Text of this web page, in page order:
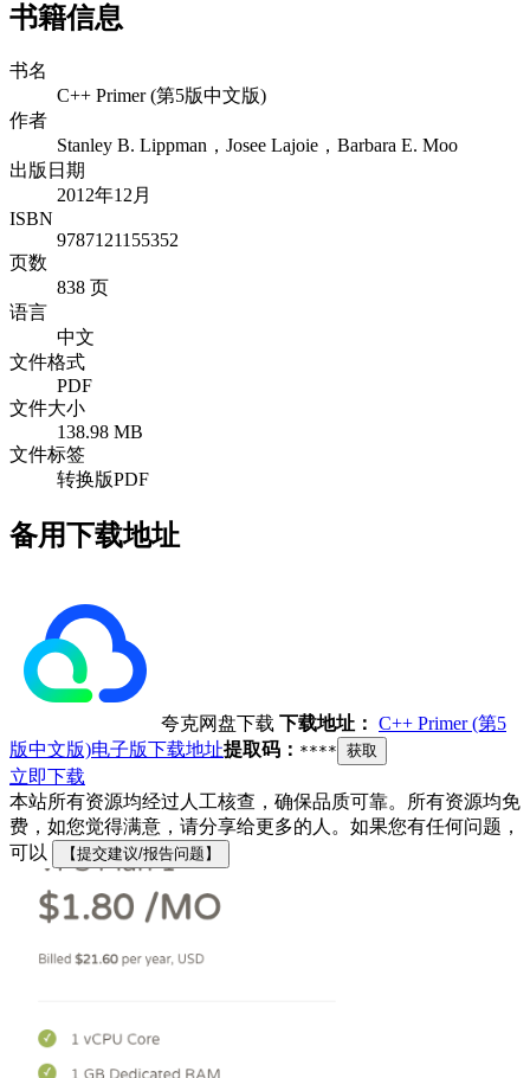
书籍信息
书名
C++ Primer (第5版中文版)
作者
Stanley B. Lippman，Josee Lajoie，Barbara E. Moo
出版日期
2012年12月
ISBN
9787121155352
页数
838 页
语言
中文
文件格式
PDF
文件大小
138.98 MB
文件标签
转换版PDF
备用下载地址
夸克网盘下载 下载地址： C++ Primer (第5
版中文版)电子版下载地址提取码： **** 获取
立即下载
本站所有资源均经过人工核查，确保品质可靠。所有资源均免
费，如您觉得满意，请分享给更多的人。如果您有任何问题，
可以
【提交建议/报告问题】